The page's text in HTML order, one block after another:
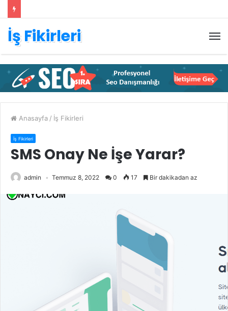
İş Fikirleri
Anasayfa / İş Fikirleri
İş Fikirleri
SMS Onay Ne İşe Yarar?
admin Temmuz 8, 2022 0 17 Bir dakikadan az